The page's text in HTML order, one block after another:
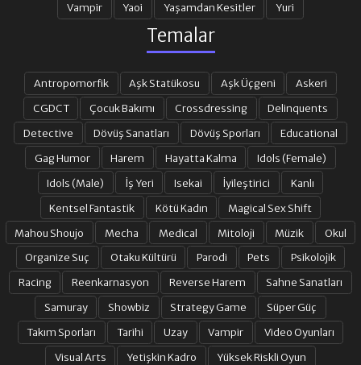
Vampir
Yaoi Yaşamdan Kesitler Yuri
Temalar
Antropomorfik Aşk Statükosu Aşk Üçgeni
Askeri
CGDCT
Çocuk Bakımı Crossdressing
Delinquents
Detective
Dövüş Sanatları Dövüş Sporları
Educational
Gag Humor
Harem Hayatta Kalma
Idols (Female)
Idols (Male)
İş Yeri Isekai İyileştirici
Kanlı
Kentsel Fantastik
Kötü Kadın
Magical Sex Shift
Mahou Shoujo
Mecha Medical Mitoloji Müzik
Okul
Organize Suç
Otaku Kültürü Parodi Pets
Psikolojik
Racing
Reenkarnasyon Reverse Harem
Sahne Sanatları
Samuray
Showbiz Strategy Game
Süper Güç
Takım Sporları
Tarihi Uzay Vampir
Video Oyunları
Visual Arts
Yetişkin Kadro
Yüksek Riskli Oyun